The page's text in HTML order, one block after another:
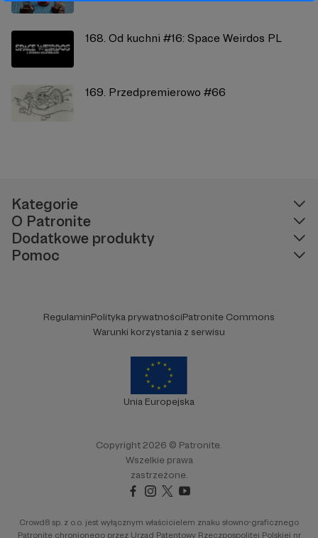
168. Od kuchni #16: Space Weirdos PL
169. Przedpremierowo #66
Kategorie
O Patronite
Dodatkowe produkty
Pomoc
RegulaminPolityka prywatnościPatronite Commons
Warunki korzystania z serwisu
Unia Europejska
Copyright 2026 © Patronite.
Wszelkie prawa
zastrzeżone.
Crowd8 sp. z o.o. jest wyłącznym właścicielem znaku słowno-graficznego
Patronite chronionego przez Urząd Patentowy Rzeczpospolitej Polskiej nr